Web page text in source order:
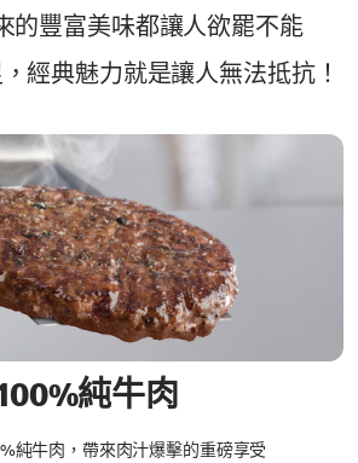
的豐富美味都讓人欲罷不能
經典魅力就是讓人無法抵抗！
純牛肉
純牛肉，帶來肉汁爆擊的重磅享受